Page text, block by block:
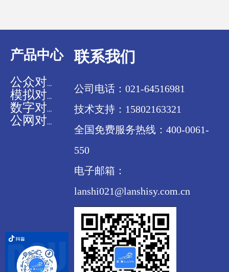
公众对讲机
模拟对讲机
数字对讲机
公网对讲机
联系我们
公司电话：021-64516981
技术支持：15802163321
全国免费服务热线：400-0061-
550
电子邮箱：
lanshi021@lanshisy.com.cn
产品中心